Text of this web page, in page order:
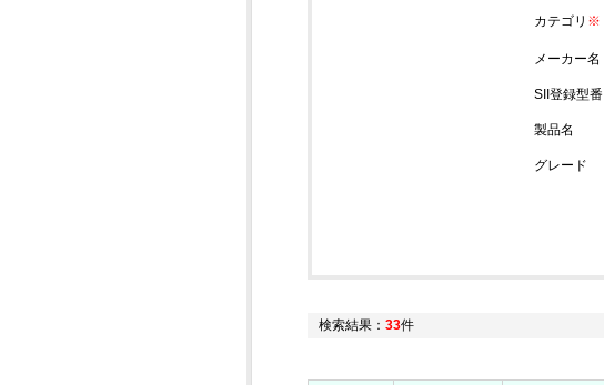
カテゴリ ※
メーカー名
SII登録型番
製品名
グレード
検索結果： 33件